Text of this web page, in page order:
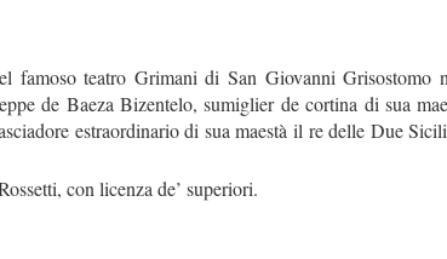
teatro Grimani di San Giovanni Grisostomo
de Baeza Bizentelo, sumiglier de cortina di sua
estraordinario di sua maestà il re delle Due
con licenza de’ superiori.